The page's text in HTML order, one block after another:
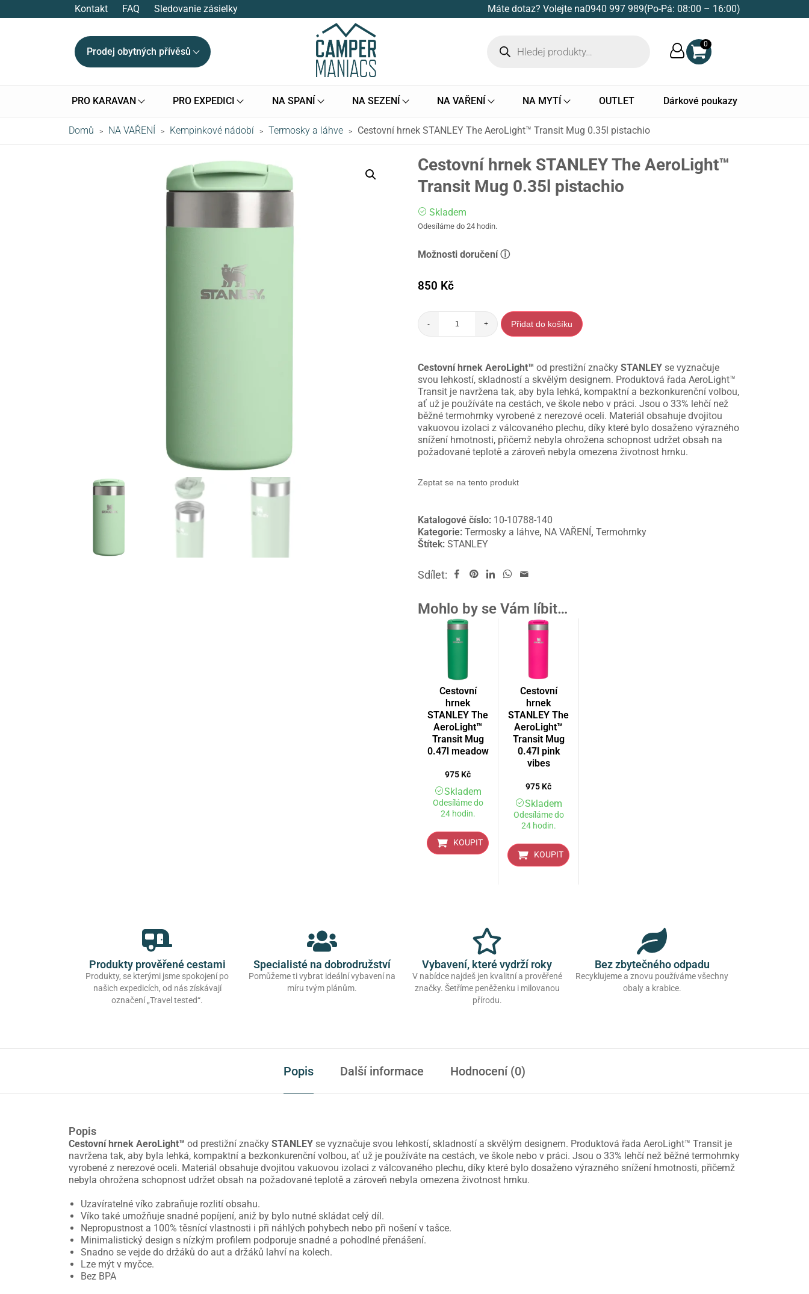
Kontakt FAQ Sledovanie zásielky Máte dotaz? Volejte na0940 997 989(Po-Pá: 08:00 – 16:00)
Prodej obytných přívěsů
0
PRO KARAVAN PRO EXPEDICI NA SPANÍ NA SEZENÍ NA VAŘENÍ NA MYTÍ OUTLET Dárkové poukazy
Domů > NA VAŘENÍ > Kempinkové nádobí > Termosky a láhve > Cestovní hrnek STANLEY The AeroLight™ Transit Mug 0.35l pistachio
Cestovní hrnek STANLEY The AeroLight™
Transit Mug 0.35l pistachio
Skladem
Odesíláme do 24 hodin.
Možnosti doručení ⓘ
850 Kč
- + Přidat do košíku
Cestovní hrnek AeroLight™ od prestižní značky STANLEY se vyznačuje
svou lehkostí, skladností a skvělým designem. Produktová řada AeroLight™
Transit je navržena tak, aby byla lehká, kompaktní a bezkonkurenční volbou,
ať už je používáte na cestách, ve škole nebo v práci. Jsou o 33% lehčí než
běžné termohrnky vyrobené z nerezové oceli. Materiál obsahuje dvojitou
vakuovou izolaci z válcovaného plechu, díky které bylo dosaženo výrazného
snížení hmotnosti, přičemž nebyla ohrožena schopnost udržet obsah na
požadované teplotě a zároveň nebyla omezena životnost hrnku.
Zeptat se na tento produkt
Katalogové číslo: 10-10788-140
Kategorie:Termosky a láhve, NA VAŘENÍ ,Termohrnky
Štítek:STANLEY
Sdílet:
Mohlo by se Vám líbit…
Cestovní
hrnek
STANLEY The
AeroLight™
Transit Mug
0.47l meadow
975 Kč
Skladem
Odesíláme do
24 hodin.
KOUPIT
Cestovní
hrnek
STANLEY The
AeroLight™
Transit Mug
0.47l pink
vibes
975 Kč
Skladem
Odesíláme do
24 hodin.
KOUPIT
Produkty prověřené cestami
Produkty, se kterými jsme spokojení po
našich expedicích, od nás získávají
označení „Travel tested“.
Specialisté na dobrodružství
Pomůžeme ti vybrat ideální vybavení na
míru tvým plánům.
Vybavení, které vydrží roky
V nabídce najdeš jen kvalitní a prověřené
značky. Šetříme peněženku i milovanou
přírodu.
Bez zbytečného odpadu
Recyklujeme a znovu používáme všechny
obaly a krabice.
Popis Další informace Hodnocení (0)
Popis
Cestovní hrnek AeroLight™ od prestižní značky STANLEY se vyznačuje svou lehkostí, skladností a skvělým designem. Produktová řada AeroLight™ Transit je
navržena tak, aby byla lehká, kompaktní a bezkonkurenční volbou, ať už je používáte na cestách, ve škole nebo v práci. Jsou o 33% lehčí než běžné termohrnky
vyrobené z nerezové oceli. Materiál obsahuje dvojitou vakuovou izolaci z válcovaného plechu, díky které bylo dosaženo výrazného snížení hmotnosti, přičemž
nebyla ohrožena schopnost udržet obsah na požadované teplotě a zároveň nebyla omezena životnost hrnku.
Uzavíratelné víko zabraňuje rozlití obsahu.
Víko také umožňuje snadné popíjení, aniž by bylo nutné skládat celý díl.
Nepropustnost a 100% těsnící vlastnosti i při náhlých pohybech nebo při nošení v tašce.
Minimalistický design s nízkým profilem podporuje snadné a pohodlné přenášení.
Snadno se vejde do držáků do aut a držáků lahví na kolech.
Lze mýt v myčce.
Bez BPA